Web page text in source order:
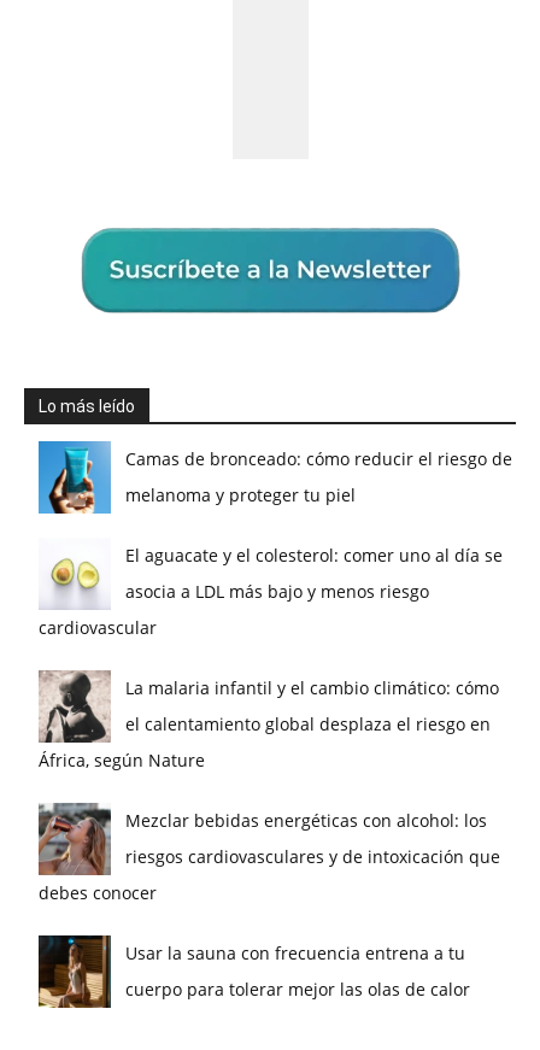
Lo más leído
Camas de bronceado: cómo reducir el riesgo de
melanoma y proteger tu piel
El aguacate y el colesterol: comer uno al día se
asocia a LDL más bajo y menos riesgo
cardiovascular
La malaria infantil y el cambio climático: cómo
el calentamiento global desplaza el riesgo en
África, según Nature
Mezclar bebidas energéticas con alcohol: los
riesgos cardiovasculares y de intoxicación que
debes conocer
Usar la sauna con frecuencia entrena a tu
cuerpo para tolerar mejor las olas de calor